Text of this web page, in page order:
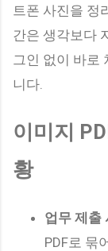
야 합니다. 독거·
일상생활 지원이
려움이 있는 어르
을 받고 계신다면
급 여부가 확인되
가 서비스 다음
비스는 신청할 수
기요양보험 수급
문지원사업 이용
트폰 사진을 정
간은 생각보다
그인 없이 바로
니다.
이미지
황
업무 제출
PDF로 묶